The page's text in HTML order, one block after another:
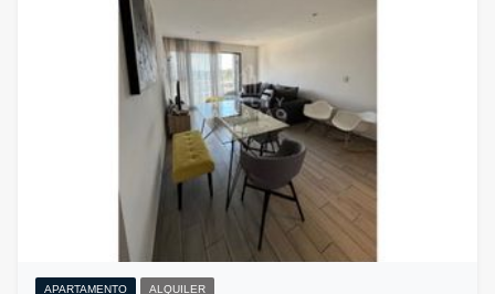
APARTAMENTO ALQUILER